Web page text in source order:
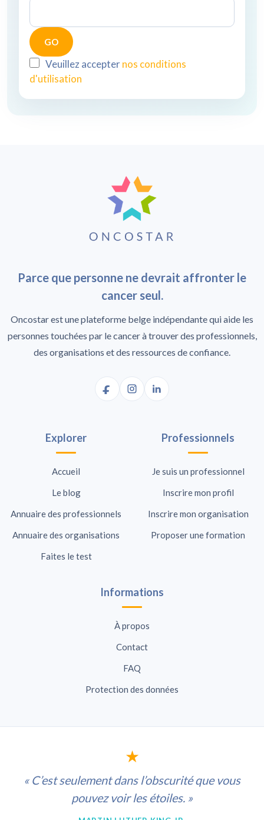
Veuillez accepternos conditions
d'utilisation
Parce que personne ne devrait affronter le
cancer seul.
Oncostar est une plateforme belge indépendante qui aide les
personnes touchées par le cancer à trouver des professionnels,
des organisations et des ressources de confiance.
Explorer
Accueil
Le blog
Annuaire des professionnels
Annuaire des organisations
Faites le test
Professionnels
Je suis un professionnel
Inscrire mon profil
Inscrire mon organisation
Proposer une formation
Informations
À propos
Contact
FAQ
Protection des données
★
« C’est seulement dans l’obscurité que vous
pouvez voir les étoiles. »